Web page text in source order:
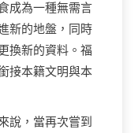
成為一種無需言
新的地盤，同時
換新的資料。福
接本籍文明與本
說，當再次嘗到